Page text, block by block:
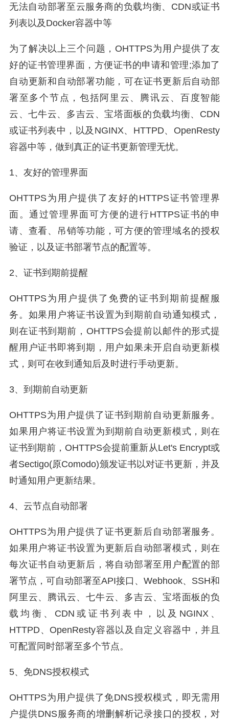
无法自动部署至云服务商的负载均衡、CDN或证书
列表以及Docker容器中等
为了解决以上三个问题，OHTTPS为用户提供了友
好的证书管理界面，方便证书的申请和管理;添加了
自动更新和自动部署功能，可在证书更新后自动部
署至多个节点，包括阿里云、腾讯云、百度智能
云、七牛云、多吉云、宝塔面板的负载均衡、CDN
或证书列表中，以及NGINX、HTTPD、OpenResty
容器中等，做到真正的证书更新管理无忧。
1、友好的管理界面
OHTTPS为用户提供了友好的HTTPS证书管理界
面。通过管理界面可方便的进行HTTPS证书的申
请、查看、吊销等功能，可方便的管理域名的授权
验证，以及证书部署节点的配置等。
2、证书到期前提醒
OHTTPS为用户提供了免费的证书到期前提醒服
务。如果用户将证书设置为到期前自动通知模式，
则在证书到期前，OHTTPS会提前以邮件的形式提
醒用户证书即将到期，用户如果未开启自动更新模
式，则可在收到通知后及时进行手动更新。
3、到期前自动更新
OHTTPS为用户提供了证书到期前自动更新服务。
如果用户将证书设置为到期前自动更新模式，则在
证书到期前，OHTTPS会提前重新从Let's Encrypt或
者Sectigo(原Comodo)颁发证书以对证书更新，并及
时通知用户更新结果。
4、云节点自动部署
OHTTPS为用户提供了证书更新后自动部署服务。
如果用户将证书设置为更新后自动部署模式，则在
每次证书自动更新后，将自动部署至用户配置的部
署节点，可自动部署至API接口、Webhook、SSH和
阿里云、腾讯云、七牛云、多吉云、宝塔面板的负
载均衡、CDN或证书列表中，以及NGINX、
HTTPD、OpenResty容器以及自定义容器中，并且
可配置同时部署至多个节点。
5、免DNS授权模式
OHTTPS为用户提供了免DNS授权模式，即无需用
户提供DNS服务商的增删解析记录接口的授权，对